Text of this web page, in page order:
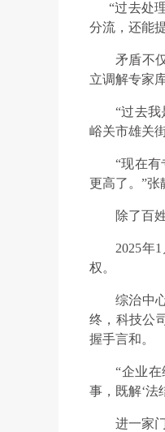
“过去处理
分流，还能
矛盾不
立调解专家
“过去我是
峪关市雄关
“现在
更高了。”张
除了百
2025年
权。
综治中
终，科技公
握手言和。
“企业
事，既解‘法
进一家